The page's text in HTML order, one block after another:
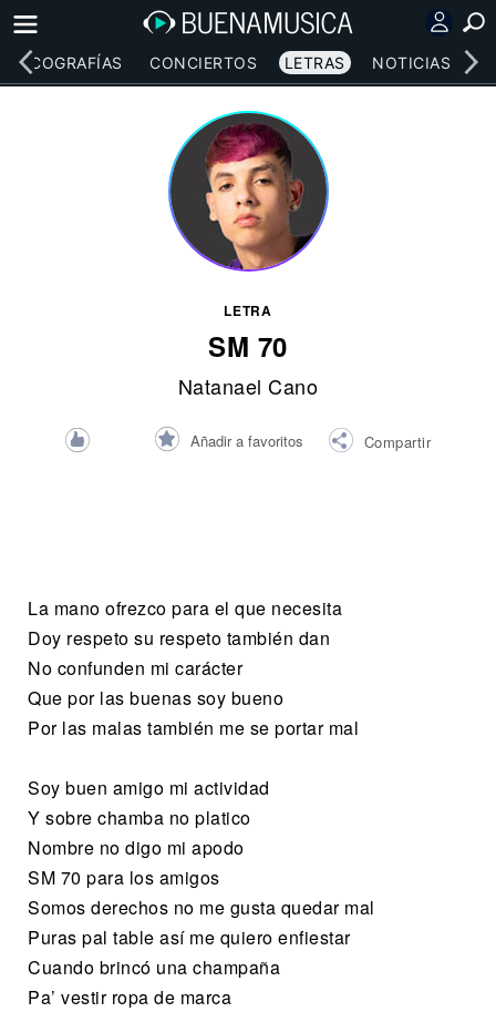
DISCOGRAFÍAS CONCIERTOS LETRAS NOTICIAS
LETRA
SM 70
Natanael Cano
Añadir a favoritos Compartir
La mano ofrezco para el que necesita
Doy respeto su respeto también dan
No confunden mi carácter
Que por las buenas soy bueno
Por las malas también me se portar mal
Soy buen amigo mi actividad
Y sobre chamba no platico
Nombre no digo mi apodo
SM 70 para los amigos
Somos derechos no me gusta quedar mal
Puras pal table así me quiero enfiestar
Cuando brincó una champaña
Pa’ vestir ropa de marca